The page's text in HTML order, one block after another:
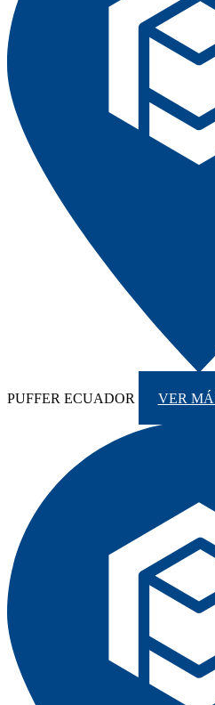
PUFFER ECUADOR VER